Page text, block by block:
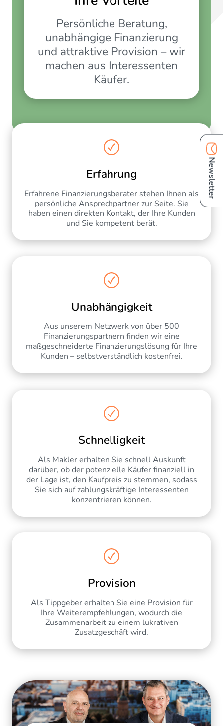
Persönliche Beratung,
unabhängige Finanzierung
und attraktive Provision – wir
machen aus Interessenten
Käufer.
Erfahrung
Erfahrene Finanzierungsberater stehen Ihnen als
persönliche Ansprechpartner zur Seite. Sie
haben einen direkten Kontakt, der Ihre Kunden
und Sie kompetent berät.
Unabhängigkeit
Aus unserem Netzwerk von über 500
Finanzierungspartnern finden wir eine
maßgeschneiderte Finanzierungslösung für Ihre
Kunden – selbstverständlich kostenfrei.
Schnelligkeit
Als Makler erhalten Sie schnell Auskunft
darüber, ob der potenzielle Käufer finanziell in
der Lage ist, den Kaufpreis zu stemmen, sodass
Sie sich auf zahlungskräftige Interessenten
konzentrieren können.
Provision
Als Tippgeber erhalten Sie eine Provision für
Ihre Weiterempfehlungen, wodurch die
Zusammenarbeit zu einem lukrativen
Zusatzgeschäft wird.
Newsletter